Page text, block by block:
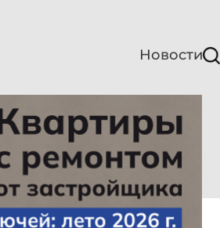
Новости